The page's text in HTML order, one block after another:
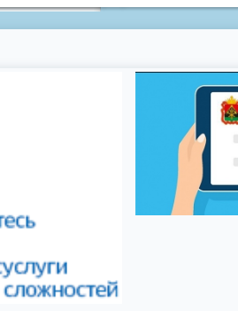
граждан
город день города
школьники
Показать все теги